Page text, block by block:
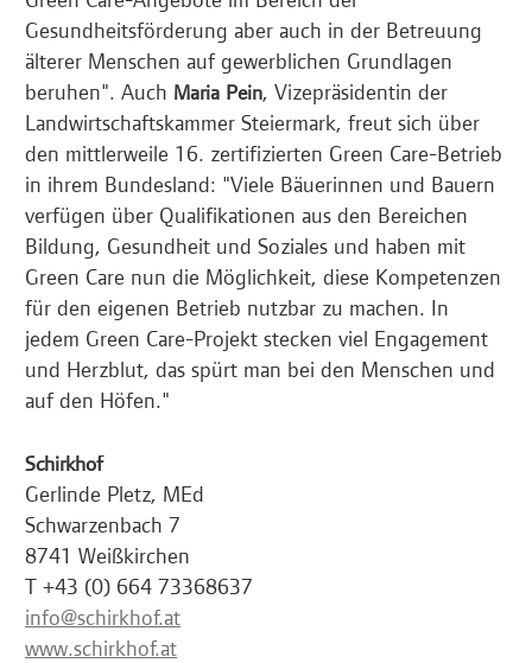
Gesundheitsförderung aber auch in der Betreuung
älterer Menschen auf gewerblichen Grundlagen
beruhen". Auch Maria Pein, Vizepräsidentin der
Landwirtschaftskammer Steiermark, freut sich über
den mittlerweile 16. zertifizierten Green Care-Betrieb
in ihrem Bundesland: "Viele Bäuerinnen und Bauern
verfügen über Qualifikationen aus den Bereichen
Bildung, Gesundheit und Soziales und haben mit
Green Care nun die Möglichkeit, diese Kompetenzen
für den eigenen Betrieb nutzbar zu machen. In
jedem Green Care-Projekt stecken viel Engagement
und Herzblut, das spürt man bei den Menschen und
auf den Höfen."
Schirkhof
Gerlinde Pletz, MEd
Schwarzenbach 7
8741 Weißkirchen
T +43 (0) 664 73368637
info@schirkhof.at
www.schirkhof.at